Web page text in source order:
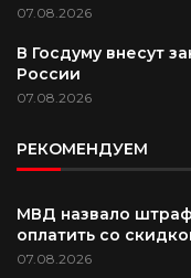
07.08.2026
В Госдуму внесут
России
07.08.2026
РЕКОМЕНДУЕМ
МВД назвало
оплатить со
07.08.2026